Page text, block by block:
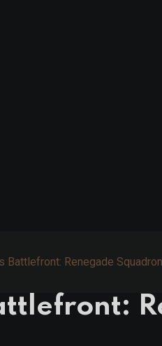
Battlefront: Renegade Squadron